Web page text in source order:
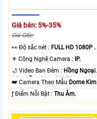
Giá bán: 5%-35%
Giá Gốc:
️👀 Độ sắc nét : FULL HD 1080P .
⚜️ Công Nghệ Camera :
IP.
🌙 Video Ban Đêm : Hồng Ngoại
10m Hồng Ngoại SMD.
👑 Camera Theo Mẫu Dome Kim
loại + Nhựa.
️ƒ Điểm Nỗi Bật :Thu Âm.